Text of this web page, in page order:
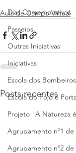
Dias Comemorativos
Passeios
Outras Iniciativas
Iniciativas
Escola dos Bombeiros
Escola do Fojo e
Projeto "A Natureza
Agrupamento nº1 de
Agrupamento nº2 de
Aula de Campo Virtual
Posts recentes